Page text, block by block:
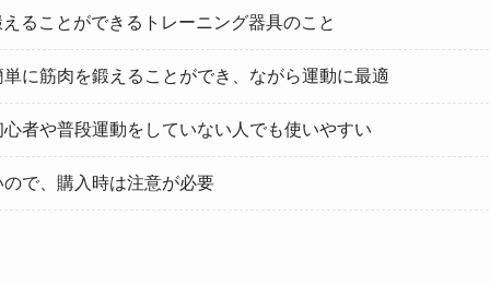
ることができるトレーニング器具のこと
に筋肉を鍛えることができ、ながら運動に最適
者や普段運動をしていない人でも使いやすい
で、購入時は注意が必要